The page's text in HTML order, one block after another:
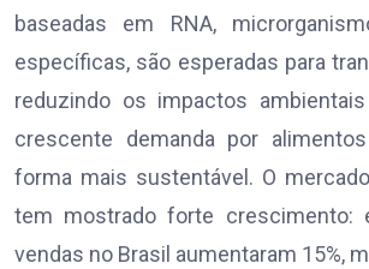
baseadas em RNA,
específicas, são esperadas para
reduzindo os impactos
crescente demanda por
forma mais sustentável. O
tem mostrado forte crescimento:
vendas no Brasil aumentaram 15%,